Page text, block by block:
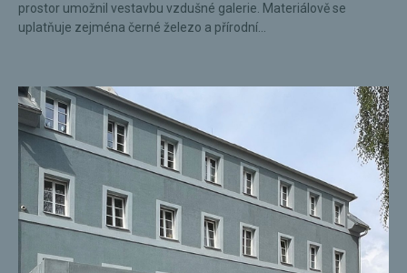
prostor umožnil vestavbu vzdušné galerie. Materiálově se
uplatňuje zejména černé železo a přírodní...